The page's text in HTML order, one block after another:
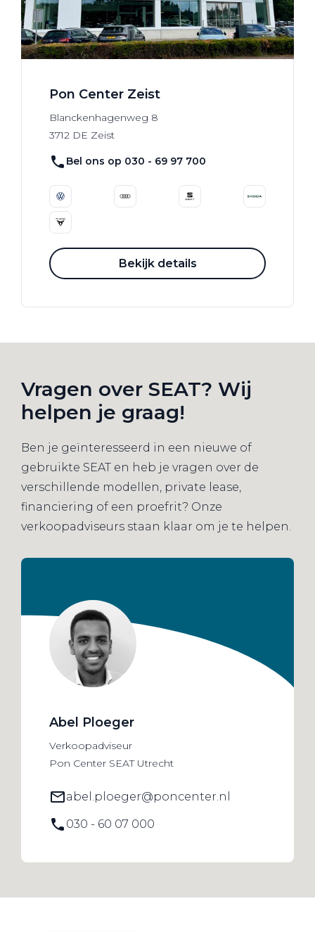
Pon Center Zeist
Blanckenhagenweg 8
3712 DE Zeist
Bel ons op 030 - 69 97 700
Bekijk details
Vragen over SEAT? Wij
helpen je graag!
Ben je geïnteresseerd in een nieuwe of
gebruikte SEAT en heb je vragen over de
verschillende modellen, private lease,
financiering of een proefrit? Onze
verkoopadviseurs staan klaar om je te helpen.
Abel Ploeger
Verkoopadviseur
Pon Center SEAT Utrecht
abel.ploeger@poncenter.nl
030 - 60 07 000